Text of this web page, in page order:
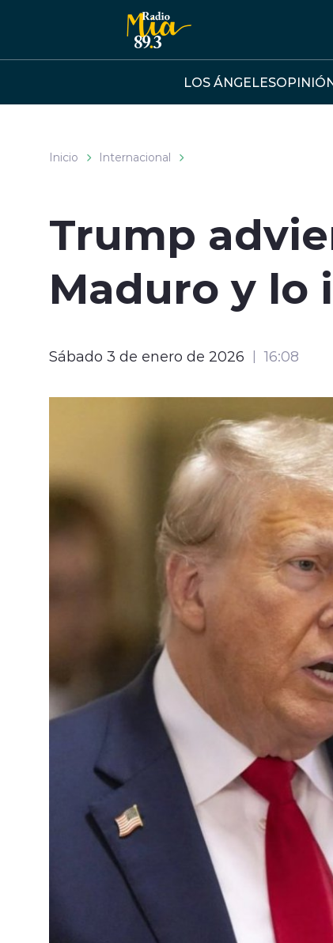
LOS ÁNGELES
Inicio Internacional
Trump
Maduro y lo
Sábado 3 de enero de 2026 16:08